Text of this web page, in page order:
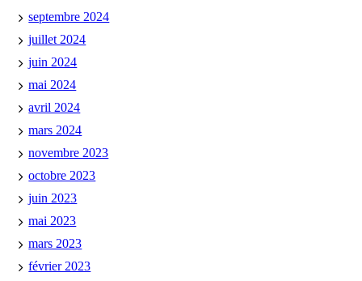
septembre 2024
juillet 2024
juin 2024
mai 2024
avril 2024
mars 2024
novembre 2023
octobre 2023
juin 2023
mai 2023
mars 2023
février 2023